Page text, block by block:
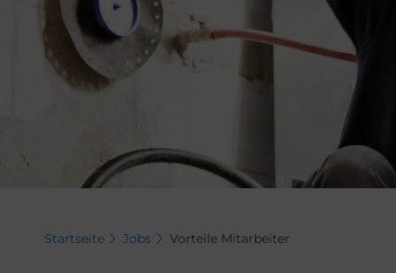
Startseite Jobs Vorteile Mitarbeiter